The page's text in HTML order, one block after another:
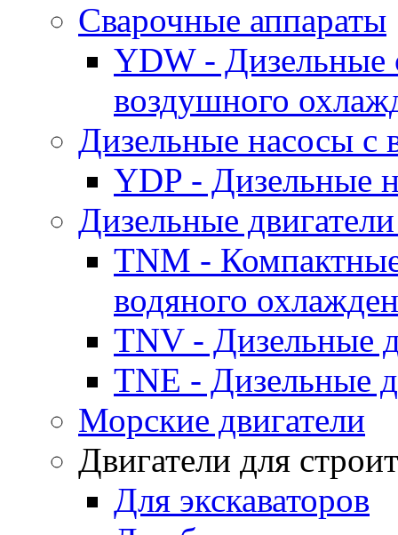
Cварочные аппараты
YDW - Дизельные
воздушного
Дизельные насосы
YDP - Дизельные
Дизельные
TNM -
водяного
TNV - Дизельные
TNE - Дизельные
Морские двигатели
Двигатели для
Для экскаваторов